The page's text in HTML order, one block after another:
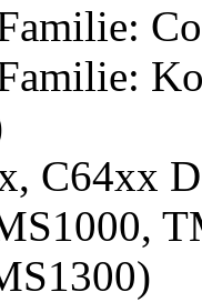
C64xx